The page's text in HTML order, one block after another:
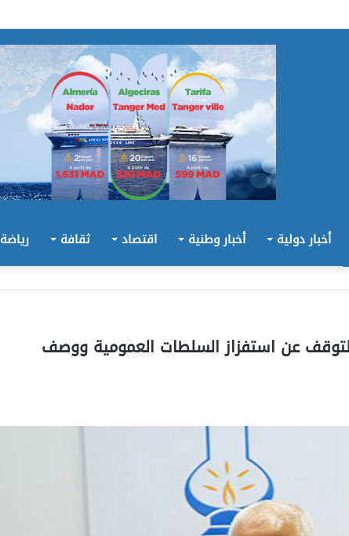
أخبار دولية أخبار وطنية اقتصاد ثقافة رياضة
عن استفزاز السلطات العمومية ووصف